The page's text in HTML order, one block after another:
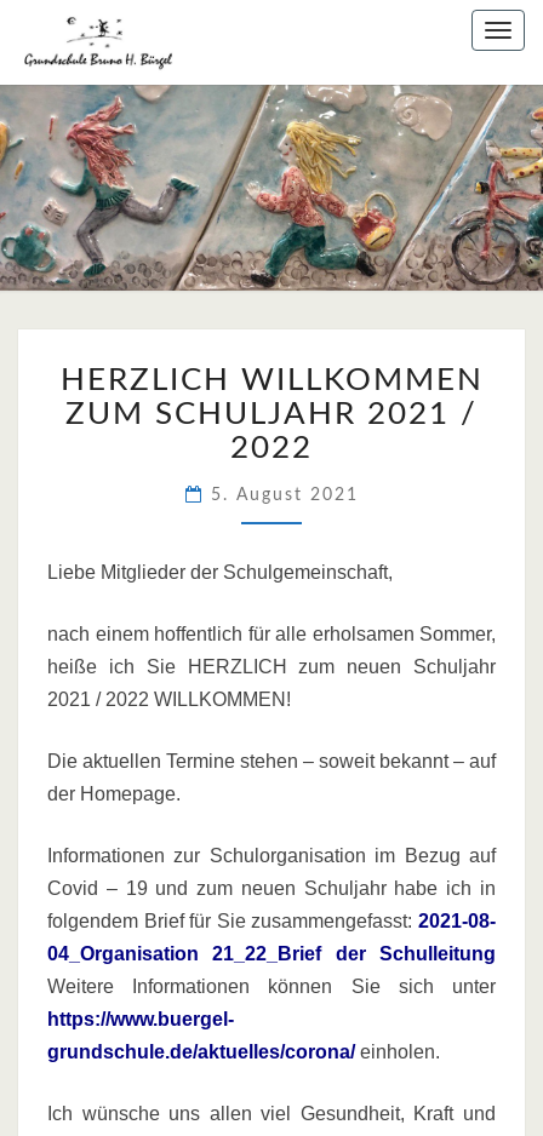
content
WILLKOMMEN
ZUM
SCHULJAHR
2021
HERZLICH WILLKOMMEN
ZUM SCHULJAHR 2021 /
2022
5. August 2021
Liebe Mitglieder der Schulgemeinschaft,
nach einem hoffentlich für alle erholsamen Sommer,
heiße ich Sie HERZLICH zum neuen Schuljahr
2021 / 2022 WILLKOMMEN!
Die aktuellen Termine stehen – soweit bekannt – auf
der Homepage.
Informationen zur Schulorganisation im Bezug auf
Covid – 19 und zum neuen Schuljahr habe ich in
folgendem Brief für Sie zusammengefasst: 2021-08-
04_Organisation 21_22_Brief der Schulleitung
Weitere Informationen können Sie sich unter
https://www.buergel-
grundschule.de/aktuelles/corona/ einholen.
Ich wünsche uns allen viel Gesundheit, Kraft und